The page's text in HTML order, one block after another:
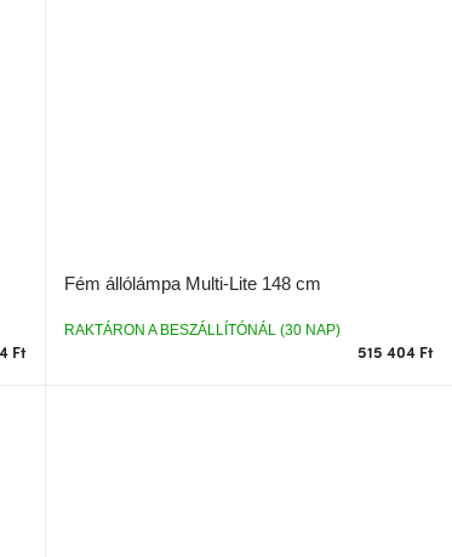
Ft
Fém állólámpa Multi-Lite 148 cm
RAKTÁRON A BESZÁLLÍTÓNÁL (30 NAP)
515 404 Ft